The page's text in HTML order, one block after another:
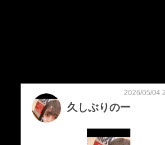
久しぶりのー
2026/05/04